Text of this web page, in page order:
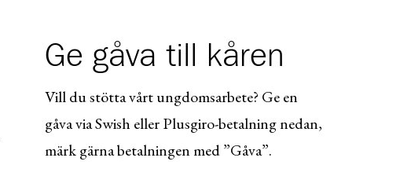
Ge gåva till kåren
Vill du stötta vårt ungdomsarbete? Ge en
gåva via Swish eller Plusgiro-betalning nedan,
märk gärna betalningen med ”Gåva”.